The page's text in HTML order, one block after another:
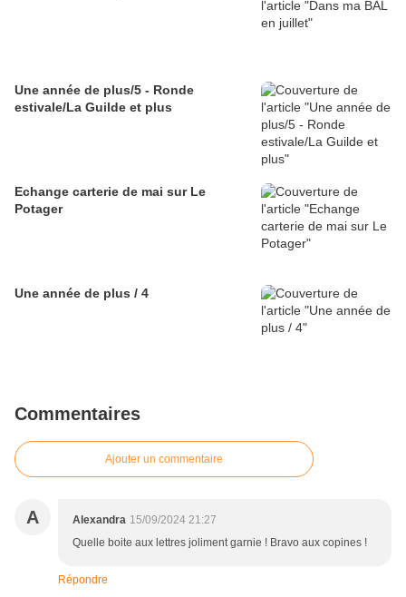
Une année de plus/5 - Ronde
estivale/La Guilde et plus
Echange carterie de mai sur Le
Potager
Une année de plus / 4
Commentaires
Ajouter un commentaire
A Alexandra 15/09/2024 21:27
Quelle boite aux lettres joliment garnie ! Bravo aux copines !
Répondre